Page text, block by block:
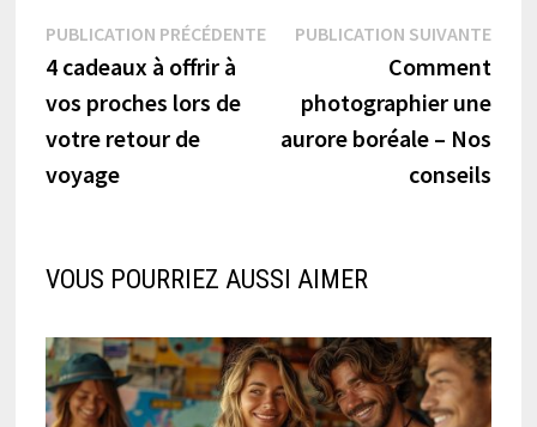
Navigation
de
l’article
PUBLICATION PRÉCÉDENTEPublication
4 cadeaux à offrir à
vos proches lors de
votre retour de
voyage
PUBLICATION SUIVANTE
Comment
photographier une
aurore boréale – Nos
conseils
VOUS POURRIEZ AUSSI AIMER